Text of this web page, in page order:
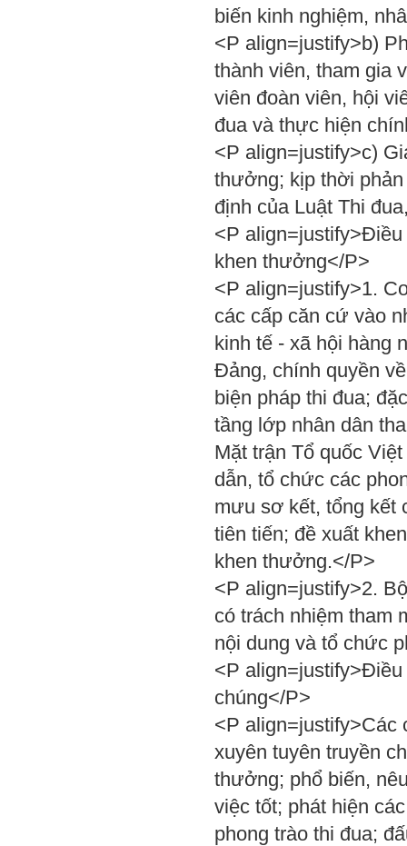
biến kinh nghiệm,
<P align=justify>b)
thành viên, tham gia
viên đoàn viên, hội
đua và thực hiện
<P align=justify>c)
thưởng; kịp thời
định của Luật Thi
<P
khen thưởng</P>
<P align=justify>1.
các cấp căn cứ vào
kinh tế - xã hội hàng
Đảng, chính quyền
biện pháp thi đua;
tầng lớp nhân dân
Mặt trận Tổ quốc
dẫn, tổ chức các
mưu sơ kết, tổng kết
tiên tiến; đề xuất
khen thưởng.</P>
<P align=justify>2.
có trách nhiệm tham
nội dung và tổ chức
<P
chúng</P>
<P align=justify>Các
xuyên tuyên truyền
thưởng; phổ biến,
việc tốt; phát hiện
phong trào thi đua;